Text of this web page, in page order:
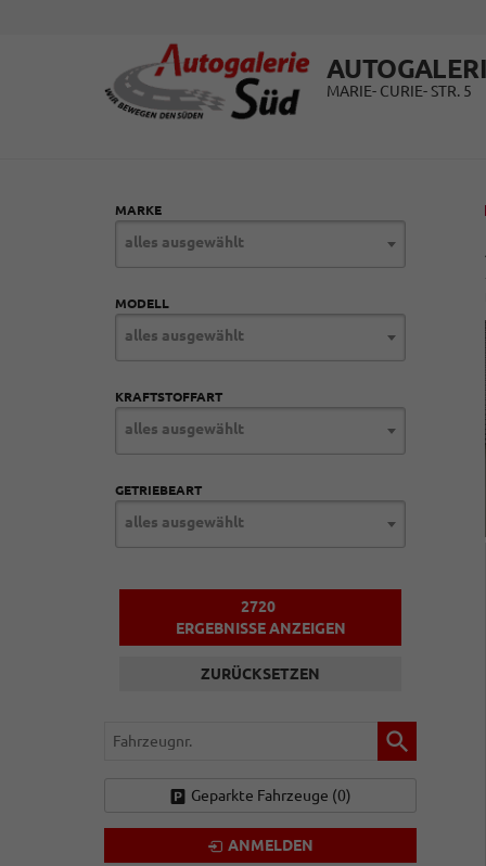
MARIE- CURIE- STR. 5
MARKE
alles ausgewählt
MODELL
alles ausgewählt
KRAFTSTOFFART
alles ausgewählt
GETRIEBEART
alles ausgewählt
2720
ERGEBNISSE ANZEIGEN
ZURÜCKSETZEN
Fahrzeugnr.
Geparkte Fahrzeuge (0)
ANMELDEN